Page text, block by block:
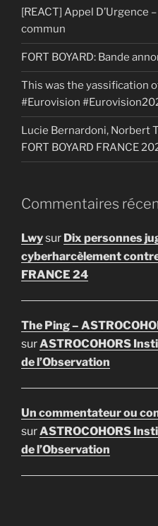
[REACT] Appel D’Urgence
commun
FORT BOYARD: Bande
This was the yassification
#Eurovision
Lucie Bernardoni, Norbert
FORT BOYARD FRANCE
Commentaires
Lwysur Dix personnes
cyberharcèlement
FRANCE 24
The Ping –
surASTROCOHORS
de l’Observation
Un commentateur ou
surASTROCOHORS
de l’Observation